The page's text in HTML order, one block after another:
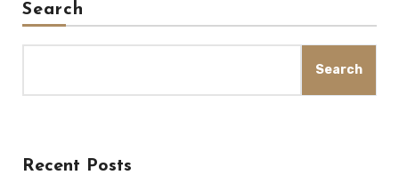
Search
Search
Recent Posts